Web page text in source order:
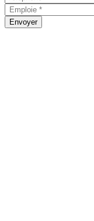
Envoyer